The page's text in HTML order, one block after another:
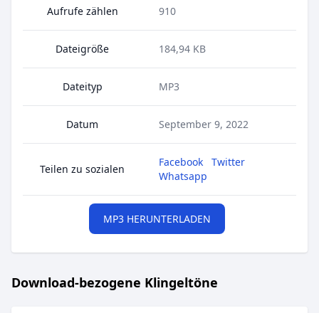
Aufrufe zählen 910
Dateigröße 184,94 KB
Dateityp MP3
Datum September 9, 2022
Teilen zu sozialen
Facebook
Twitter
Whatsapp
MP3 HERUNTERLADEN
Download-bezogene Klingeltöne